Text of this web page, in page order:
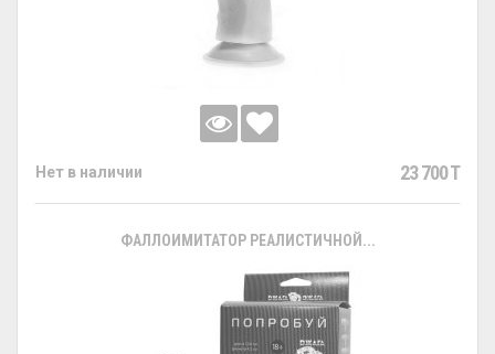
Нет в наличии 23 700 T
ФАЛЛОИМИТАТОР РЕАЛИСТИЧНОЙ...